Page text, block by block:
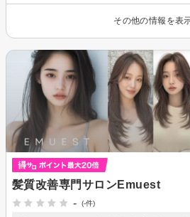
その他の情報を表
髪質改善専門サロンEmuest
-
(-件)